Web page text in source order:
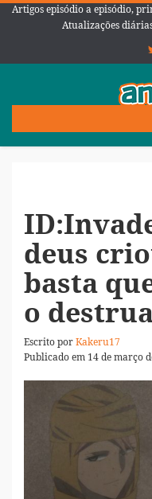
Artigos episódio a episódio,
Atualizações
deus
basta
o
Escrito porKakeru17
Publicado em 14 de março